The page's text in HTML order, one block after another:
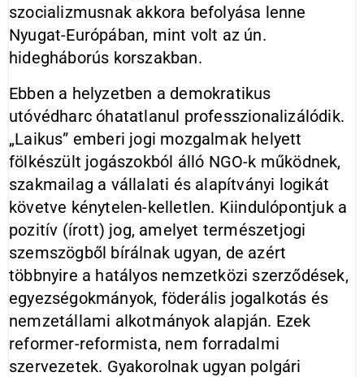
szocializmusnak akkora befolyása lenne
Nyugat-Európában, mint volt az ún.
hidegháborús korszakban.
Ebben a helyzetben a demokratikus
utóvédharc óhatatlanul professzionalizálódik.
„Laikus” emberi jogi mozgalmak helyett
fölkészült jogászokból álló NGO-k működnek,
szakmailag a vállalati és alapítványi logikát
követve kénytelen-kelletlen. Kiindulópontjuk a
pozitív (írott) jog, amelyet természetjogi
szemszögből bírálnak ugyan, de azért
többnyire a hatályos nemzetközi szerződések,
egyezségokmányok, föderális jogalkotás és
nemzetállami alkotmányok alapján. Ezek
reformer-reformista, nem forradalmi
szervezetek. Gyakorolnak ugyan polgári